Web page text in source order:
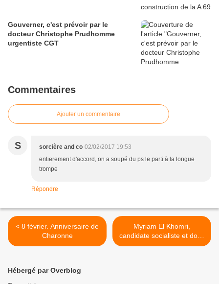
Gouverner, c'est prévoir par le
docteur Christophe Prudhomme
urgentiste CGT
Commentaires
Ajouter un commentaire
S sorcière and co 02/02/2017 19:53
entierement d'accord, on a soupé du ps le parti à la longue
trompe
Répondre
< 8 février. Anniversaire de
Charonne
Myriam El Khomri,
candidate socialiste et donc
de Benoît Hamon à Paris
Hébergé par Overblog